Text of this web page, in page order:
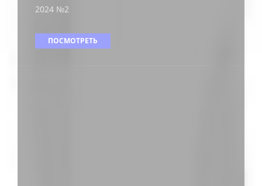
2024 №2
ПОСМОТРЕТЬ